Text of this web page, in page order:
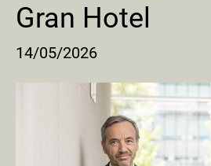
Gran Hotel
14/05/2026